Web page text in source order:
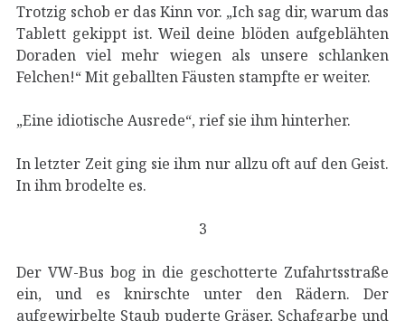
Trotzig schob er das Kinn vor. „Ich sag dir, warum das
Tablett gekippt ist. Weil deine blöden aufgeblähten
Doraden viel mehr wiegen als unsere schlanken
Felchen!“ Mit geballten Fäusten stampfte er weiter.
„Eine idiotische Ausrede“, rief sie ihm hinterher.
In letzter Zeit ging sie ihm nur allzu oft auf den Geist.
In ihm brodelte es.
3
Der VW-Bus bog in die geschotterte Zufahrtsstraße
ein, und es knirschte unter den Rädern. Der
aufgewirbelte Staub puderte Gräser, Schafgarbe und